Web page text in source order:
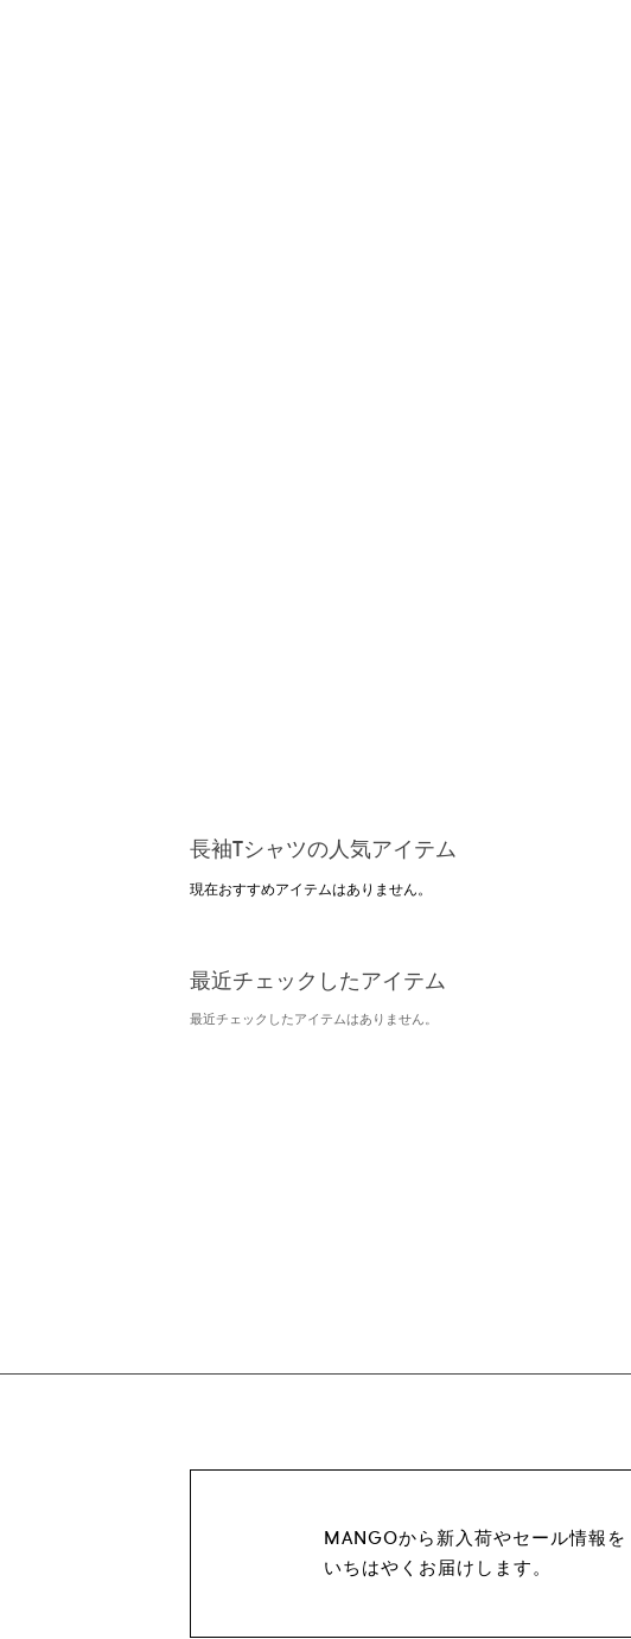
長袖Tシャツの人気アイテム
現在おすすめアイテムはありません。
最近チェックしたアイテム
最近チェックしたアイテムはありません。
MANGOから新入荷やセール情報を
いちはやくお届けします。